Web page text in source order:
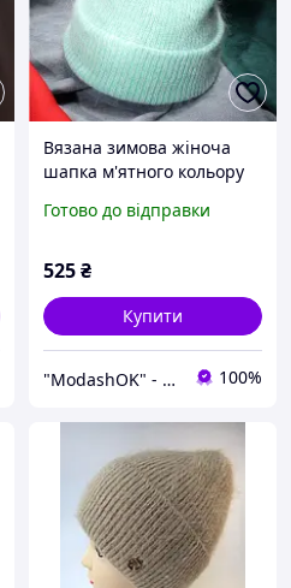
Вязана зимова жіноча
шапка м'ятного кольору
Готово до відправки
525₴
Купити
"ModashOK" - интернет-магазин одежды и аксессуаров 100%